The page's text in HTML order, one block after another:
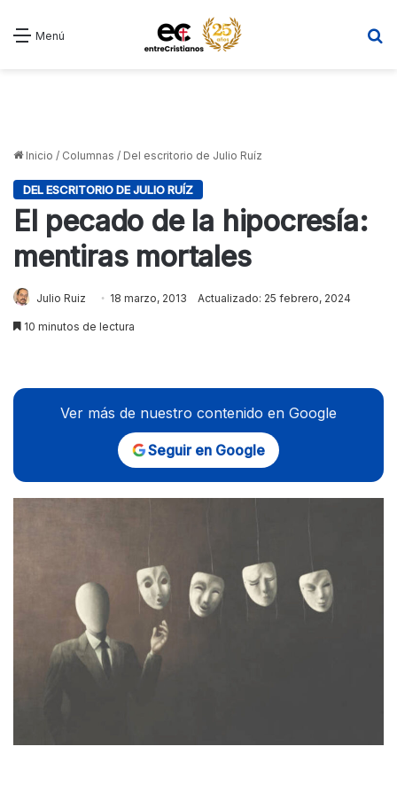
Menú
Inicio / Columnas / Del escritorio de Julio Ruíz
DEL ESCRITORIO DE JULIO RUÍZ
El pecado de la hipocresía:
mentiras mortales
Julio Ruiz 18 marzo, 2013 Actualizado: 25 febrero, 2024
10 minutos de lectura
Ver más de nuestro contenido en Google
Seguir en Google